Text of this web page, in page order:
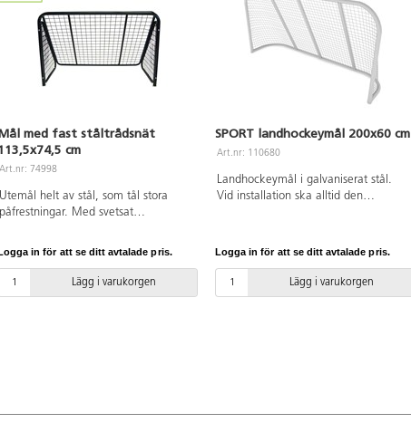
med fast ståltrådsnät
cm
Art.nr: 74998
Utemål helt av stål, som tål stora
påfrestningar. Med svetsat
Levereras omonterat. Yttermåttet är
113,5 x H74,5. Innermåttet är
in för att se ditt avtalade pris.
Lägg i varukorgen
SPORT landhockeymål 200x60 cm
Art.nr: 110680
Landhockeymål i galvaniserat stål.
Vid installation ska alltid den
Inkluderar markförankring K4.
Logga in för att se ditt avtalade pris.
Lägg i varukorgen